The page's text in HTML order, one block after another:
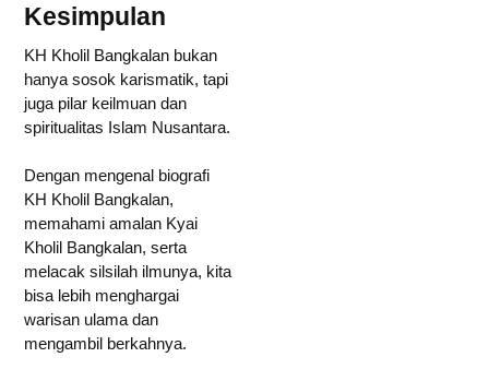
Kesimpulan
KH Kholil Bangkalan bukan
hanya sosok karismatik, tapi
juga pilar keilmuan dan
spiritualitas Islam Nusantara.
Dengan mengenal biografi
KH Kholil Bangkalan,
memahami amalan Kyai
Kholil Bangkalan, serta
melacak silsilah ilmunya, kita
bisa lebih menghargai
warisan ulama dan
mengambil berkahnya.